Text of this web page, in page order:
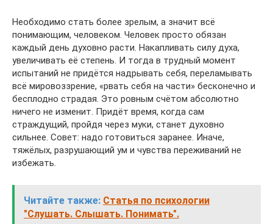
Необходимо стать более зрелым, а значит всё
понимающим, человеком. Человек просто обязан
каждый день духовно расти. Накапливать силу духа,
увеличивать её степень. И тогда в трудный момент
испытаний не придётся надрывать себя, переламывать
всё мировоззрение, «рвать себя на части» бесконечно и
бесплодно страдая. Это ровным счётом абсолютно
ничего не изменит. Придёт время, когда сам
страждущий, пройдя через муки, станет духовно
сильнее. Совет: надо готовиться заранее. Иначе,
тяжёлых, разрушающий ум и чувства переживаний не
избежать.
Читайте также: Статья по психологии
"Слушать. Слышать. Понимать".